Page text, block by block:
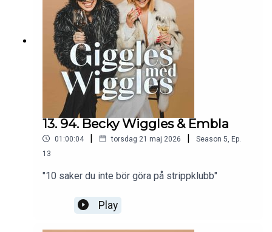
13. 94. Becky Wiggles & Embla
01:00:04 | torsdag 21 maj 2026 | Season 5 Ep.
13
"10 saker du inte bör göra på strippklubb"
Play